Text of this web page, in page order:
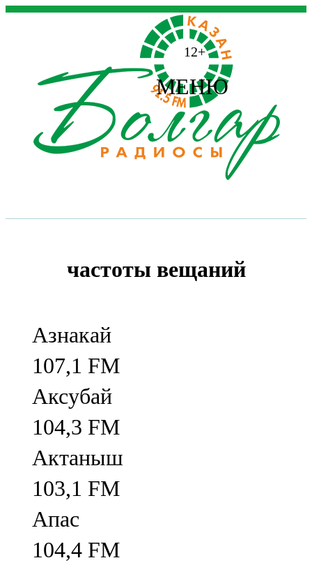
12+
МЕНЮ
частоты вещаний
Азнакай
107,1 FM
Аксубай
104,3 FM
Актаныш
103,1 FM
Апас
104,4 FM